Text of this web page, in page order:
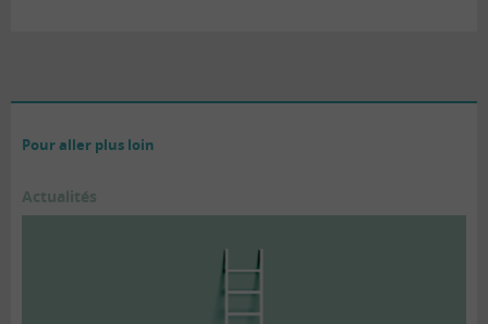
Pour aller plus loin
Actualités